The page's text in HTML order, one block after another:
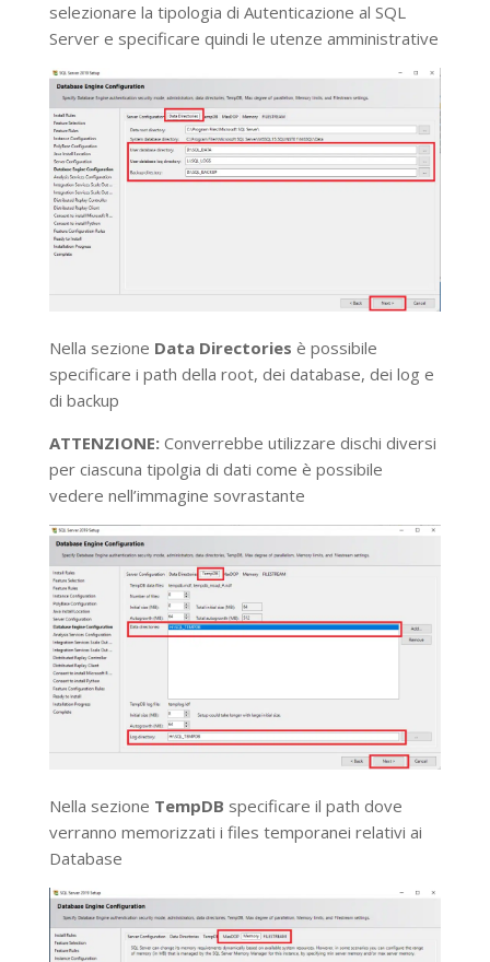
selezionare la tipologia di Autenticazione al SQL
Server e specificare quindi le utenze amministrative
Nella sezione Data Directories è possibile
specificare i path della root, dei database, dei log e
di backup
ATTENZIONE:Converrebbe utilizzare dischi diversi
per ciascuna tipolgia di dati come è possibile
vedere nell’immagine sovrastante
Nella sezione TempDB specificare il path dove
verranno memorizzati i files temporanei relativi ai
Database